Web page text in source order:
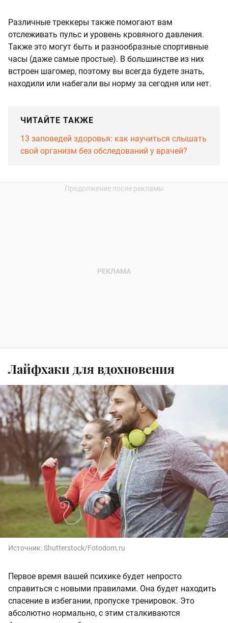
Различные треккеры также помогают вам
отслеживать пульс и уровень кровяного давления.
Также это могут быть и разнообразные спортивные
часы (даже самые простые). В большинстве из них
встроен шагомер, поэтому вы всегда будете знать,
находили или набегали вы норму за сегодня или нет.
ЧИТАЙТЕ ТАКЖЕ
13 заповедей здоровья: как научиться слышать
свой организм без обследований у врачей?
Лайфхаки для вдохновения
Источник:Shutterstock/Fotodom.ru
Первое время вашей психике будет непросто
справиться с новыми правилами. Она будет находить
спасение в избегании, пропуске тренировок. Это
абсолютно нормально, с этим сталкиваются